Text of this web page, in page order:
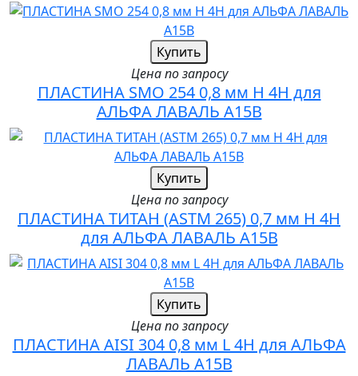
Купить
Цена по запросу
ПЛАСТИНА SMO 254 0,8 мм H 4H для
АЛЬФА ЛАВАЛЬ A15B
Купить
Цена по запросу
ПЛАСТИНА ТИТАН (ASTM 265) 0,7 мм H 4H
для АЛЬФА ЛАВАЛЬ A15B
Купить
Цена по запросу
ПЛАСТИНА AISI 304 0,8 мм L 4H для АЛЬФА
ЛАВАЛЬ A15B